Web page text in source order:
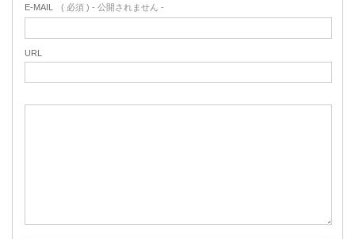
E-MAIL ( 必須 ) - 公開されません -
URL